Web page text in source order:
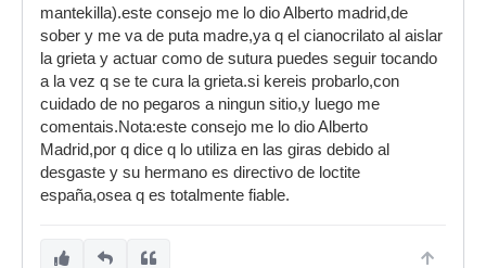
mantekilla).este consejo me lo dio Alberto madrid,de
sober y me va de puta madre,ya q el cianocrilato al aislar
la grieta y actuar como de sutura puedes seguir tocando
a la vez q se te cura la grieta.si kereis probarlo,con
cuidado de no pegaros a ningun sitio,y luego me
comentais.Nota:este consejo me lo dio Alberto
Madrid,por q dice q lo utiliza en las giras debido al
desgaste y su hermano es directivo de loctite
españa,osea q es totalmente fiable.